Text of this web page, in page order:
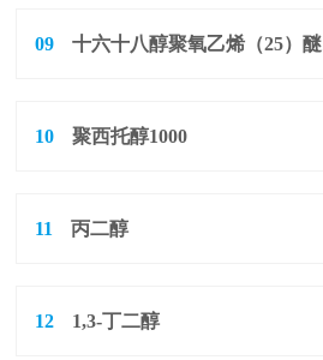
09 十六十八醇聚氧乙烯（25）醚
10 聚西托醇1000
11 丙二醇
12 1,3-丁二醇